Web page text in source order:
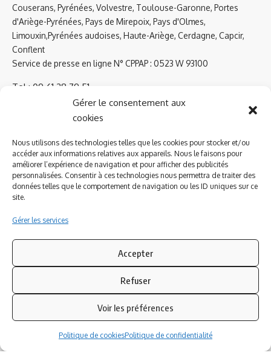
Gérer le consentement aux
cookies
Nous utilisons des technologies telles que les cookies pour stocker et/ou
accéder aux informations relatives aux appareils. Nous le faisons pour
améliorer l’expérience de navigation et pour afficher des publicités
personnalisées. Consentir à ces technologies nous permettra de traiter des
données telles que le comportement de navigation ou les ID uniques sur ce
site.
Gérer les services
Accepter
Refuser
Voir les préférences
Politique de cookiesPolitique de confidentialité
Couserans, Pyrénées, Volvestre, Toulouse-Garonne, Portes
d'Ariège-Pyrénées, Pays de Mirepoix, Pays d'Olmes,
Limouxin,Pyrénées audoises, Haute-Ariège, Cerdagne, Capcir,
Conflent
Service de presse en ligne N° CPPAP : 0523 W 93100
Tel : 09 61 38 79 51
A PROPOS DE NOUS
Qui sommes-nous ?
Newsletter
Nous contacter
INFORMATIONS LEGALES
Politique de cookies
Politique de confidentialité
Mentions légales
Inscrivez-vous à notre newsletter
Abonnez-vous à notre
instantanément les dernières actualités !